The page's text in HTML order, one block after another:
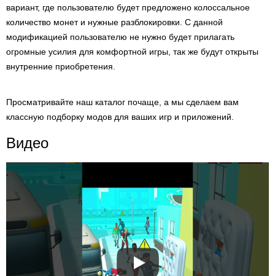
вариант, где пользователю будет предложено колоссальное
количество монет и нужные разблокировки. С данной
модификацией пользователю не нужно будет прилагать
огромные усилия для комфортной игры, так же будут открыты
внутренние приобретения.
Просматривайте наш каталог почаще, а мы сделаем вам
классную подборку модов для ваших игр и приложений.
Видео